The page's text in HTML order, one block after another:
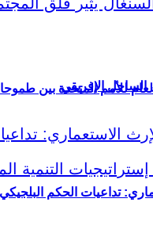
للأمم المتحدة بين
الساحل الإفريقي
تداعيات الحكم